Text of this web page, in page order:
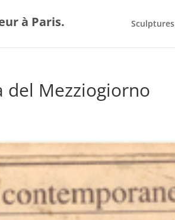
à Paris. Sculptures
del Mezziogiorno